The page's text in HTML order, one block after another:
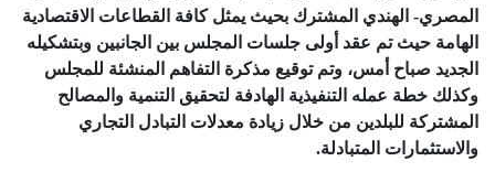
المصري- الهندي المشترك بحيث يمثل كافة القطاعات الاقتصادية
الهامة حيث تم عقد أولى جلسات المجلس بين الجانبين وبتشكيله
الجديد صباح أمس، وتم توقيع مذكرة التفاهم المنشئة للمجلس
وكذلك خطة عمله التنفيذية الهادفة لتحقيق التنمية والمصالح
المشتركة للبلدين من خلال زيادة معدلات التبادل التجاري
والاستثمارات المتبادلة.